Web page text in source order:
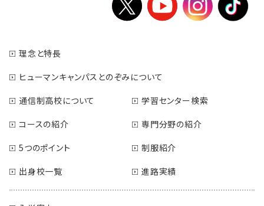
理念と特長
ヒューマンキャンパスとのぞみについて
通信制高校について
学習センター検索
コースの紹介
専門分野の紹介
5つのポイント
制服紹介
出身校一覧
進路実績